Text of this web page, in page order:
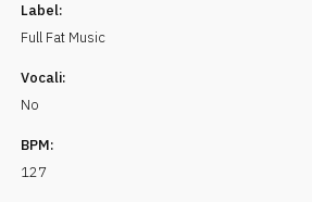
Label:
Full Fat Music
Vocali:
No
BPM:
127